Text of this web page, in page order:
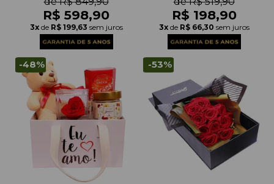
R$ 598,90
3x de R$ 199,63 sem juros
R$ 198,90
3x de R$ 66,30 sem juros
-48% -53%